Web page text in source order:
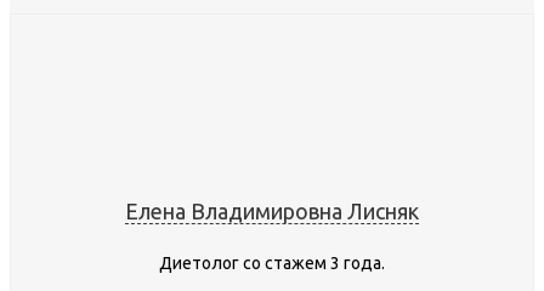
Елена Владимировна Лисняк
Диетолог со стажем 3 года.